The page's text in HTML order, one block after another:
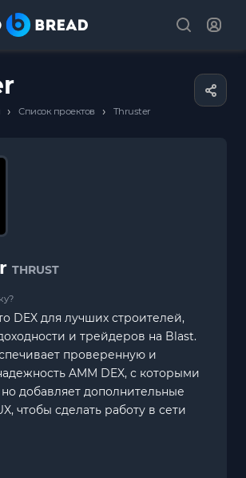
› Список проектов › Thruster
THRUST
DEX для лучших строителей,
и трейдеров на Blast.
проверенную и
AMM DEX, с которыми
добавляет дополнительные
чтобы сделать работу в сети